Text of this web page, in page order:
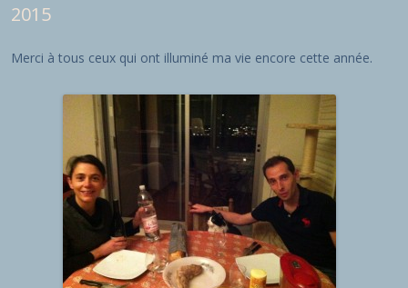
2015
Merci à tous ceux qui ont illuminé ma vie encore cette année.